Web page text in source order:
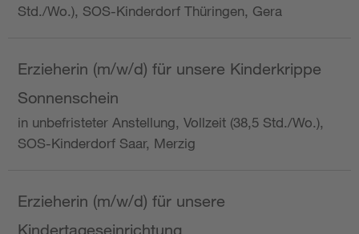
Std./Wo.), SOS-Kinderdorf Thüringen, Gera
Erzieherin (m/w/d) für unsere Kinderkrippe
Sonnenschein
in unbefristeter Anstellung, Vollzeit (38,5 Std./Wo.),
SOS-Kinderdorf Saar, Merzig
Erzieherin (m/w/d) für unsere
Kindertageseinrichtung